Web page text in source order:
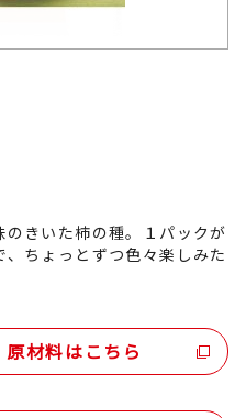
きいた柿の種。１パックが
ちょっとずつ色々楽しみた
材料はこちら